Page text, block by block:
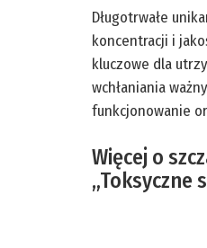
Długotrwałe
koncentracji i
kluczowe dla
wchłaniania
funkcjonowanie
Więcej o
„Toksyczne